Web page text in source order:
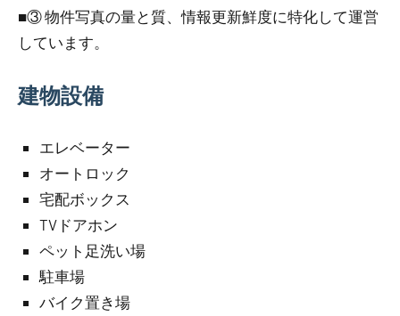
■③ 物件写真の量と質、情報更新鮮度に特化して運営
しています。
建物設備
エレベーター
オートロック
宅配ボックス
TVドアホン
ペット足洗い場
駐車場
バイク置き場